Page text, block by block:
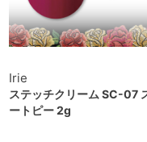
Irie
ステッチクリーム SC-07
ートピー 2g